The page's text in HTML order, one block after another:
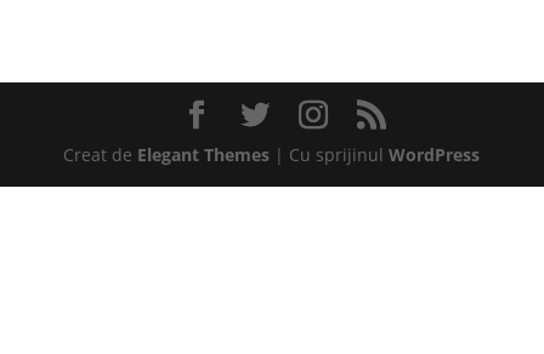
Creat de Elegant Themes | Cu sprijinulWordPress